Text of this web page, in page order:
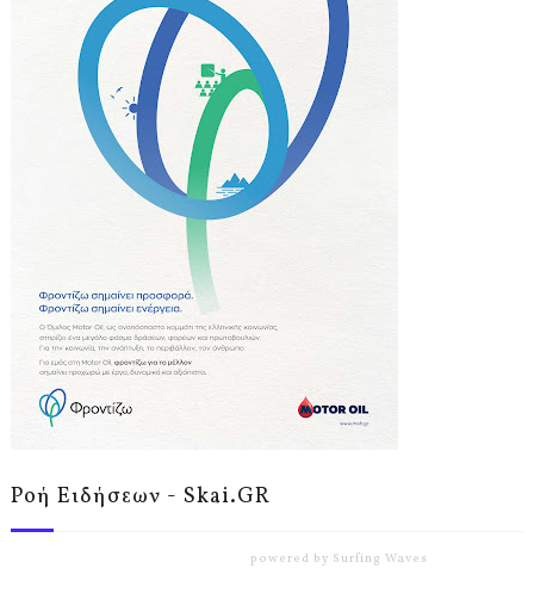
Ροή Ειδήσεων - Skai.GR
powered by Surfing Waves